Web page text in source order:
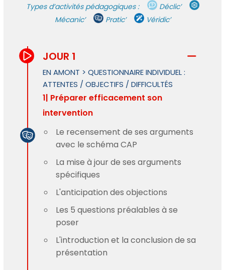
Types d’activités pédagogiques :
Déclic’
Mécanic’
Pratic’ Véridic’
JOUR 1
EN AMONT > QUESTIONNAIRE INDIVIDUEL :
ATTENTES / OBJECTIFS / DIFFICULTÉS
1| Préparer efficacement son
intervention
Le recensement de ses arguments
avec le schéma CAP
La mise à jour de ses arguments
spécifiques
L'anticipation des objections
Les 5 questions préalables à se
poser
L'introduction et la conclusion de sa
présentation